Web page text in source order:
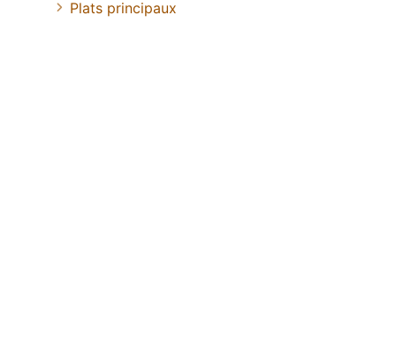
Plats principaux